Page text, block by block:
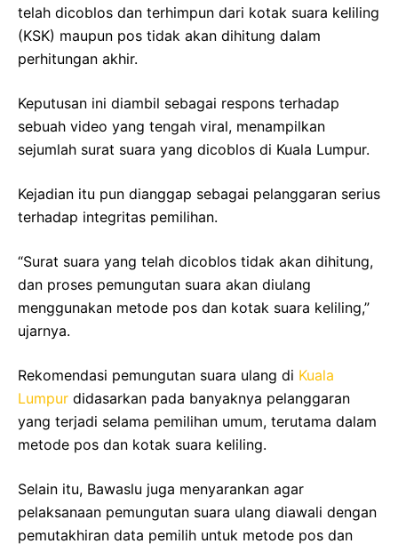
telah dicoblos dan terhimpun dari kotak suara keliling
(KSK) maupun pos tidak akan dihitung dalam
perhitungan akhir.
Keputusan ini diambil sebagai respons terhadap
sebuah video yang tengah viral, menampilkan
sejumlah surat suara yang dicoblos di Kuala Lumpur.
Kejadian itu pun dianggap sebagai pelanggaran serius
terhadap integritas pemilihan.
“Surat suara yang telah dicoblos tidak akan dihitung,
dan proses pemungutan suara akan diulang
menggunakan metode pos dan kotak suara keliling,”
ujarnya.
Rekomendasi pemungutan suara ulang di Kuala
Lumpur didasarkan pada banyaknya pelanggaran
yang terjadi selama pemilihan umum, terutama dalam
metode pos dan kotak suara keliling.
Selain itu, Bawaslu juga menyarankan agar
pelaksanaan pemungutan suara ulang diawali dengan
pemutakhiran data pemilih untuk metode pos dan